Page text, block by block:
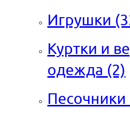
Игрушки
Куртки и
одежда (2)
Песочники